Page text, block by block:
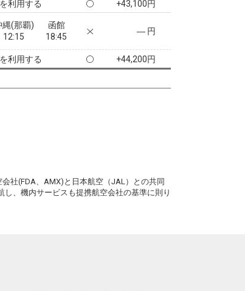
利用する +43,100円
縄(那覇)
12:15
函館
18:45
― 円
利用する +44,200円
― 円
社(FDA、AMX)と日本航空（JAL）との共同
、機内サービスも提携航空会社の基準に則り